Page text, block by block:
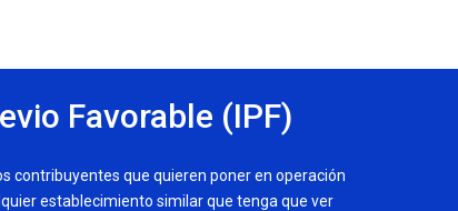
Favorable (IPF)
contribuyentes que quieren poner en operación
establecimiento similar que tenga que ver